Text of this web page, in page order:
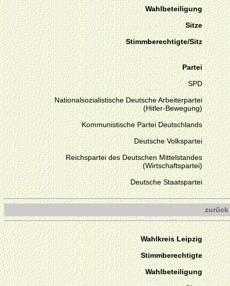
Wahlbeteiligung
Sitze
Stimmberechtigte/Sitz
Partei
SPD
Nationalsozialistische Deutsche Arbeiterpartei
(Hitler-Bewegung)
Kommunistische Partei Deutschlands
Deutsche Volkspartei
Reichspartei des Deutschen Mittelstandes
(Wirtschaftspartei)
Deutsche Staatspartei
zurück
Wahlkreis Leipzig
Stimmberechtigte
Wahlbeteiligung